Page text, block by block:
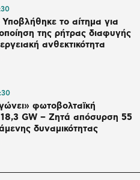
το αίτημα για
της ρήτρας διαφυγής
ανθεκτικότητα
φωτοβολταϊκή
GW – Ζητά απόσυρση 55
δυναμικότητας